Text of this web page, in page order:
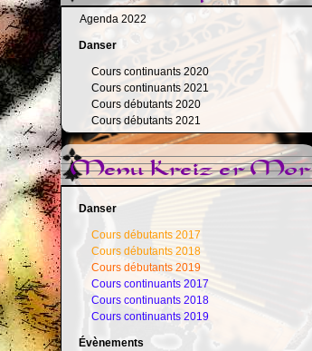
Agenda 2022
Danser
Cours continuants 2020
Cours continuants 2021
Cours débutants 2020
Cours débutants 2021
Menu Kreiz er Mor
Danser
Cours débutants 2017
Cours débutants 2018
Cours débutants 2019
Cours continuants 2017
Cours continuants 2018
Cours continuants 2019
Évènements